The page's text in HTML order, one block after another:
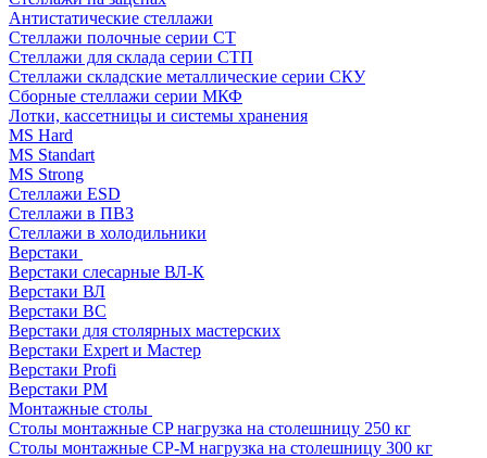
Антистатические стеллажи
Стеллажи полочные серии СТ
Стеллажи для склада серии СТП
Стеллажи складские металлические серии СКУ
Сборные стеллажи серии МКФ
Лотки, кассетницы и системы хранения
MS Hard
MS Standart
MS Strong
Стеллажи ESD
Стеллажи в ПВЗ
Стеллажи в холодильники
Верстаки
Верстаки слесарные ВЛ-К
Верстаки ВЛ
Верстаки ВС
Верстаки для столярных мастерских
Верстаки Expert и Мастер
Верстаки Profi
Верстаки РМ
Монтажные столы
Столы монтажные СP нагрузка на столешницу 250 кг
Столы монтажные СР-М нагрузка на столешницу 300 кг